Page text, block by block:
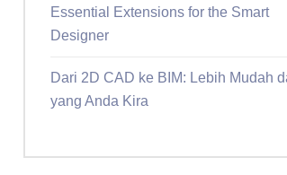
Essential Extensions for the Smart
Designer
Dari 2D CAD ke BIM: Lebih Mudah
yang Anda Kira